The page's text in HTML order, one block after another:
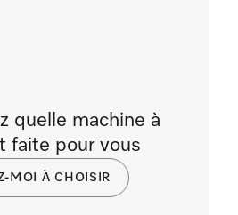
quelle machine à
faite pour vous
MOI À CHOISIR